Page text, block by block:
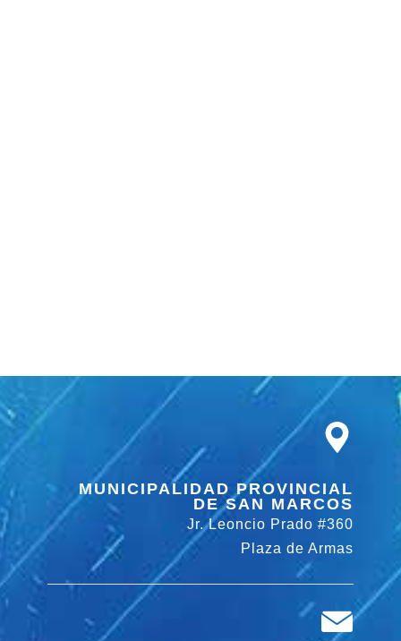
MUNICIPALIDAD PROVINCIAL
DE SAN MARCOS
Jr. Leoncio Prado #360
Plaza de Armas